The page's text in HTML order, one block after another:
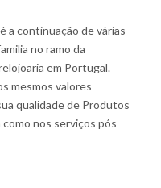
a continuação de várias
no ramo da
em Portugal.
mesmos valores
qualidade de Produtos
nos serviços pós